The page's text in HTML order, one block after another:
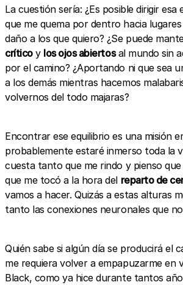
La cuestión sería: ¿Es posible dirigir
que me quema por dentro hacia
daño a los que quiero? ¿Se puede
críticoy los ojos abiertosal mundo sin
por el camino? ¿Aportando ni que sea
a los demás mientras hacemos
volvernos del todo majaras?
Encontrar ese equilibrio es una misión
probablemente estaré inmerso toda la
cuesta tanto que me rindo y pienso
que me tocó a la hora del reparto de
vamos a hacer. Quizás a estas alturas
tanto las conexiones neuronales que
Quién sabe si algún día se producirá el
me requiera volver a empapuzarme en
Black, como ya hice durante tantos